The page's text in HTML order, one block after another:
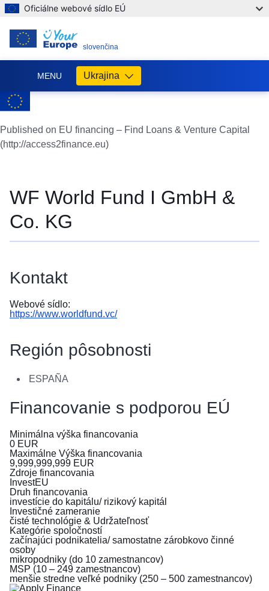
Oficiálne webové sídlo EÚ
slovenčina
MENU Ukrajina
Україні
з
України,
порятунку
бізнесу
Informácie
utekajúcich
vojnou
na
Ukrajine
Published on EU financing – Find Loans & Venture Capital
(http://access2finance.eu)
WF World Fund I GmbH &
Co. KG
Kontakt
Webové sídlo:
https://www.worldfund.vc/
Región pôsobnosti
ESPAÑA
Financovanie s podporou EÚ
Minimálna výška financovania
0 EUR
Maximálne Výška financovania
9,999,999,999 EUR
Zdroje financovania
InvestEU
Druh financovania
investície do kapitálu/ rizikový kapitál
Investičné zameranie
čisté technológie & Udržateľnosť
Kategórie spoločností
začínajúci podnikatelia/ samostatne zárobkovo činné
osoby
mikropodniky (do 10 zamestnancov)
MSP (10 – 249 zamestnancov)
menšie stredne veľké podniky (250 – 500 zamestnancov)